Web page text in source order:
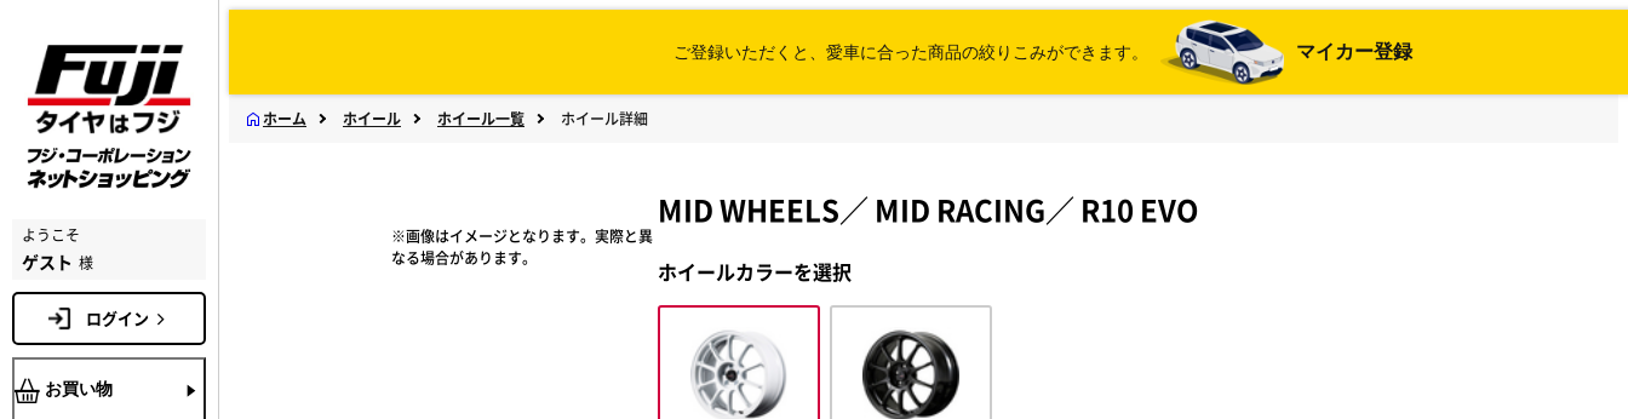
ようこそ
ゲスト 様
ログイン
お買い物
ご登録いただくと、愛車に合った商品の絞りこみができます。 マイカー登録
ホーム ホイール ホイール一覧 ホイール詳細
※画像はイメージとなります。実際と異
なる場合があります。
MID WHEELS／ MID RACING／ R10 EVO
ホイールカラーを選択